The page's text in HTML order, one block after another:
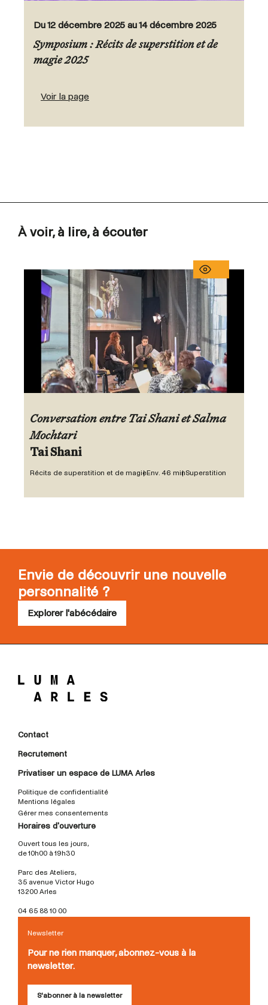
Symposium : Récits de superstition et de
magie 2025
Du 12 décembre 2025 au 14 décembre 2025
Voir la page
À voir, à lire, à écouter
Conversation entre Tai Shani et Salma
Mochtari
Tai Shani
Récits de superstition et de magieEnv. 46 minSuperstition
Envie de découvrir une nouvelle
personnalité ?
Explorer l'abécédaire
Contact
Recrutement
Privatiser un espace de LUMA Arles
Politique de confidentialité
Mentions légales
Gérer mes consentements
Horaires d'ouverture
Ouvert tous les jours,
de 10h00 à 19h30
Parc des Ateliers,
35 avenue Victor Hugo
13200 Arles
04 65 88 10 00
Newsletter
Pour ne rien manquer, abonnez-vous à la
newsletter.
S'abonner à la newsletter